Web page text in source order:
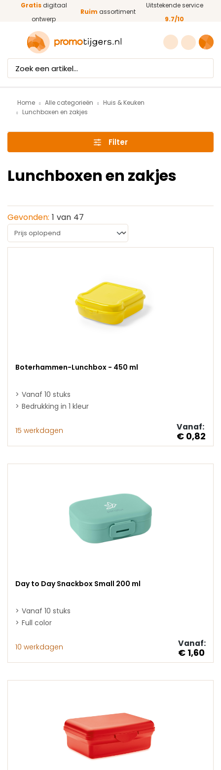
Ga naar de hoofdinhoud
Gratisdigitaal
ontwerp
Ruim assortiment
Uitstekende service
9.7/10
Home Alle categorieën
Huis & Keuken
Lunchboxen en zakjes
Filter
Lunchboxen en zakjes
Gevonden: 1 van 47
Boterhammen-Lunchbox - 450 ml
Vanaf 10 stuks
Bedrukking in 1 kleur
15 werkdagen Vanaf:
€ 0,82
Day to Day Snackbox Small 200 ml
Vanaf 10 stuks
Full color
10 werkdagen Vanaf:
€ 1,60